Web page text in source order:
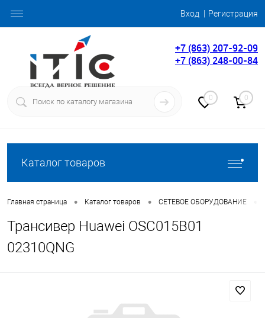
Вход Регистрация
+7 (863) 207-92-09
+7 (863) 248-00-84
0 0
Каталог товаров
Главная страница • Каталог товаров • СЕТЕВОЕ ОБОРУДОВАНИЕ
Трансивер Huawei OSC015B01
02310QNG